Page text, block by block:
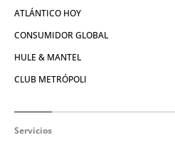
ATLÁNTICO HOY
CONSUMIDOR GLOBAL
HULE & MANTEL
CLUB METRÓPOLI
Servicios